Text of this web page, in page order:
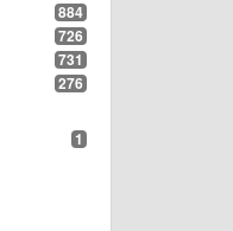
884
726
731
276
1